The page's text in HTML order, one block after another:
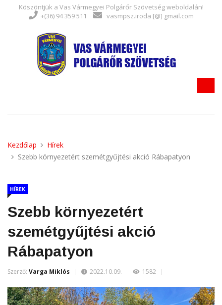
Köszöntjük a Vas Vármegyei Polgárőr Szövetség weboldalán!
+(36) 94 359 511
vasmpsz.iroda [@] gmail.com
Kezdőlap
Hírek
Szebb környezetért szemétgyűjtési akció Rábapatyon
HÍREK
Szebb környezetért
szemétgyűjtési akció
Rábapatyon
Szerző: Varga Miklós 2022.10.09. 1582